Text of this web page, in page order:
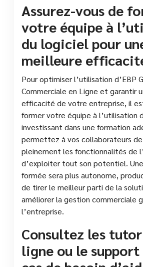
Assurez-vous de
votre équipe à
du logiciel pour
meilleure
Pour optimiser l’utilisation d’EBP
Commerciale en Ligne et garantir
efficacité de votre entreprise, il
former votre équipe à l’utilisation
investissant dans une formation
permettez à vos collaborateurs
pleinement les fonctionnalités de
d’exploiter tout son potentiel.
formée sera plus autonome,
de tirer le meilleur parti de la
améliorer la gestion commerciale
l’entreprise.
Consultez les
ligne ou le